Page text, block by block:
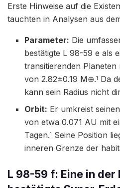
Erste Hinweise auf die
tauchten in Analysen aus
Parameter: Die
bestätigte L 98-59 e als
transitierenden Planeten
von 2.82±0.19 M⊕​.1 Da
kann sein Radius nicht
Orbit: Er umkreist
von etwa 0.071 AU mit
Tagen.1 Seine Position
inneren Grenze der
L 98-59 f: Eine in der